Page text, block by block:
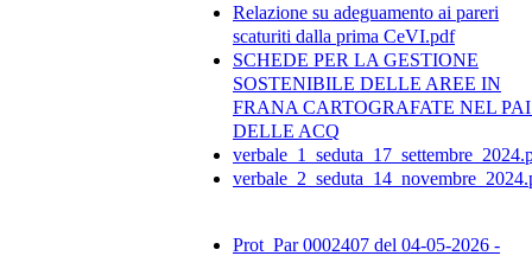
Relazione su adeguamento ai pareri
scaturiti dalla prima CeVI.pdf
SCHEDE PER LA GESTIONE
SOSTENIBILE DELLE AREE IN
FRANA CARTOGRAFATE NEL
DELLE ACQ
Prot_Par 0002407 del 04-05-2026 -